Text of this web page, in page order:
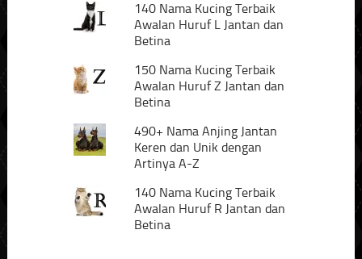
140 Nama Kucing Terbaik
Awalan Huruf L Jantan dan
Betina
150 Nama Kucing Terbaik
Awalan Huruf Z Jantan dan
Betina
490+ Nama Anjing Jantan
Keren dan Unik dengan
Artinya A-Z
140 Nama Kucing Terbaik
Awalan Huruf R Jantan dan
Betina